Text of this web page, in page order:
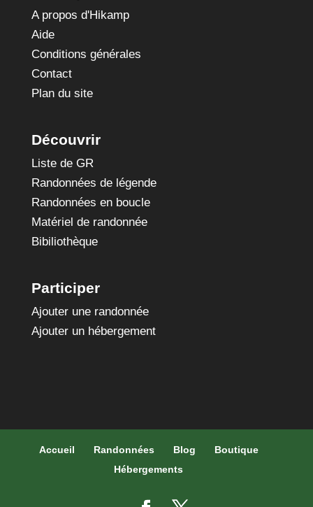
A propos d'Hikamp
Aide
Conditions générales
Contact
Plan du site
Découvrir
Liste de GR
Randonnées de légende
Randonnées en boucle
Matériel de randonnée
Bibiliothèque
Participer
Ajouter une randonnée
Ajouter un hébergement
Accueil Randonnées Blog
Boutique
Hébergements